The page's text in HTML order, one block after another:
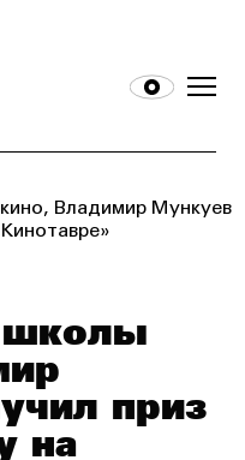
Владимир Мункуев
школы
приз
на